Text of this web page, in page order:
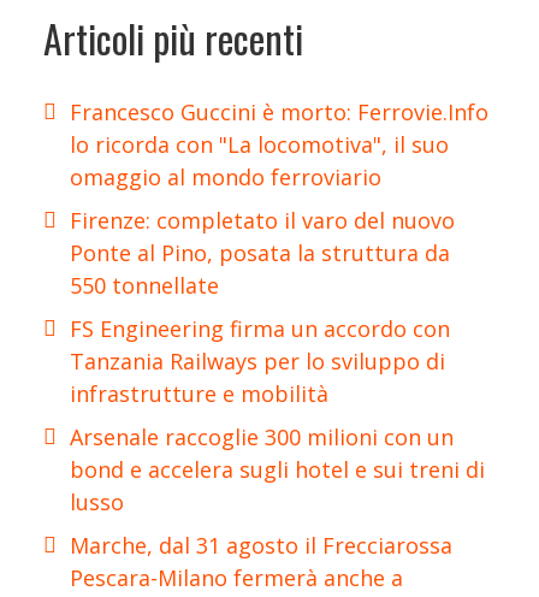
Articoli più recenti
Francesco Guccini è morto: Ferrovie.Info
lo ricorda con "La locomotiva", il suo
omaggio al mondo ferroviario
Firenze: completato il varo del nuovo
Ponte al Pino, posata la struttura da
550 tonnellate
FS Engineering firma un accordo con
Tanzania Railways per lo sviluppo di
infrastrutture e mobilità
Arsenale raccoglie 300 milioni con un
bond e accelera sugli hotel e sui treni di
lusso
Marche, dal 31 agosto il Frecciarossa
Pescara-Milano fermerà anche a